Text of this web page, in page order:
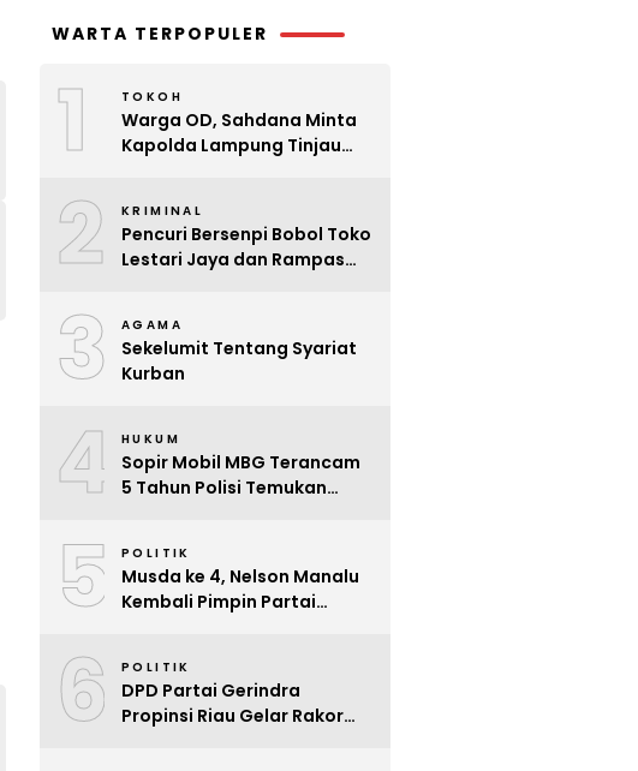
WARTA TERPOPULER
1 TOKOH
Warga OD, Sahdana Minta
Kapolda Lampung Tinjau
2 KRIMINAL
Pencuri Bersenpi Bobol Toko
Lestari Jaya dan Rampas
3 AGAMA
Sekelumit Tentang Syariat
Kurban
4 HUKUM
Sopir Mobil MBG Terancam
5 Tahun Polisi Temukan
5 POLITIK
Musda ke 4, Nelson Manalu
Kembali Pimpin Partai
6 POLITIK
DPD Partai Gerindra
Propinsi Riau Gelar Rakor